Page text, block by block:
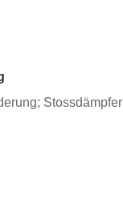
Stossdämpfer